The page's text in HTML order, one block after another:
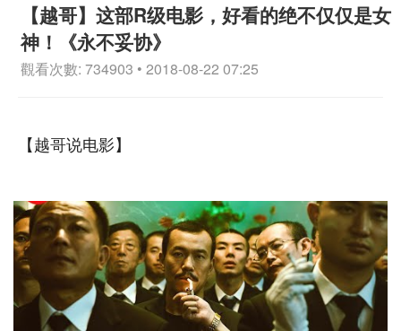
【越哥】这部R级电影，好看的绝不仅仅是女
神！《永不妥协》
觀看次數: 734903 • 2018-08-22 07:25
【越哥说电影】